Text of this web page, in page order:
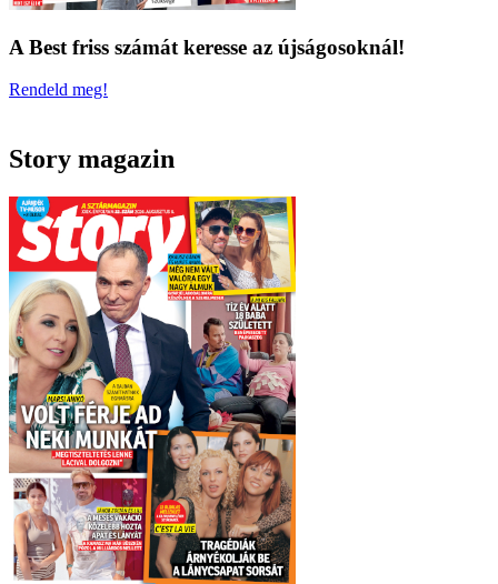
A Best friss számát keresse az újságosoknál!
Rendeld meg!
Story magazin